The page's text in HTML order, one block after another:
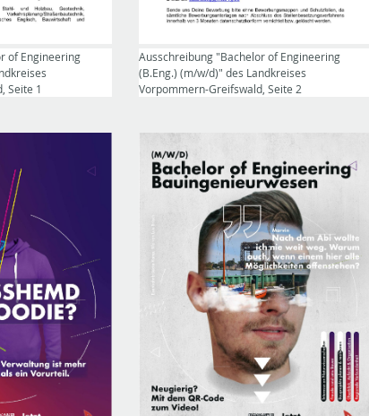
of Engineering
Seite 1
Ausschreibung "Bachelor of Engineering
(B.Eng.) (m/w/d)" des Landkreises
Vorpommern-Greifswald, Seite 2